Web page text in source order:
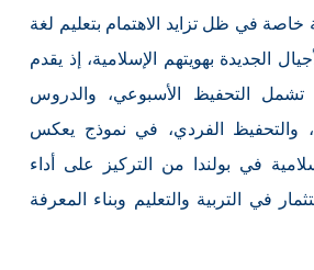
خاصة في ظل تزايد الاهتمام بتعليم لغة
الجديدة بهويتهم الإسلامية، إذ يقدم
تشمل التحفيظ الأسبوعي، والدروس
والتحفيظ الفردي، في نموذج يعكس
في بولندا من التركيز على أداء
في التربية والتعليم وبناء المعرفة